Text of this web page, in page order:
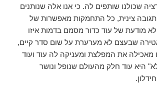
שכולנו שותפים לה. כי אנו אלה שנותנים
צינית, כל התחמקות מאפשרות של
לא מודעת של עוד כדור מסמם בדמות איזו
שבעצם לא מערערת על שום סדר קיים,
מאכילה את המפלצת ומעניקה לה עוד ועוד
היא עוד חלק מהעולם שנופל ונושר